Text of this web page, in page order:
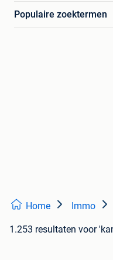
Populaire zoektermen
Home Immo
1.253 resultaten voor